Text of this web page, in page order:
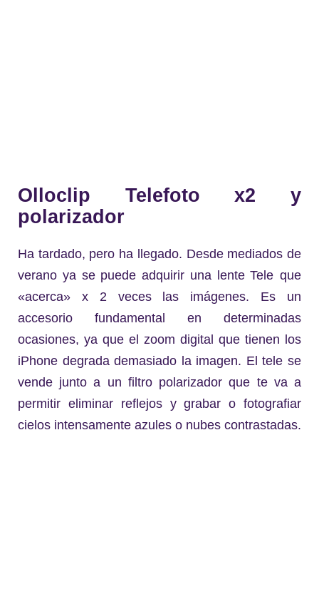
Olloclip Telefoto x2 y
polarizador
Ha tardado, pero ha llegado. Desde mediados de
verano ya se puede adquirir una lente Tele que
«acerca» x 2 veces las imágenes. Es un
accesorio fundamental en determinadas
ocasiones, ya que el zoom digital que tienen los
iPhone degrada demasiado la imagen. El tele se
vende junto a un filtro polarizador que te va a
permitir eliminar reflejos y grabar o fotografiar
cielos intensamente azules o nubes contrastadas.